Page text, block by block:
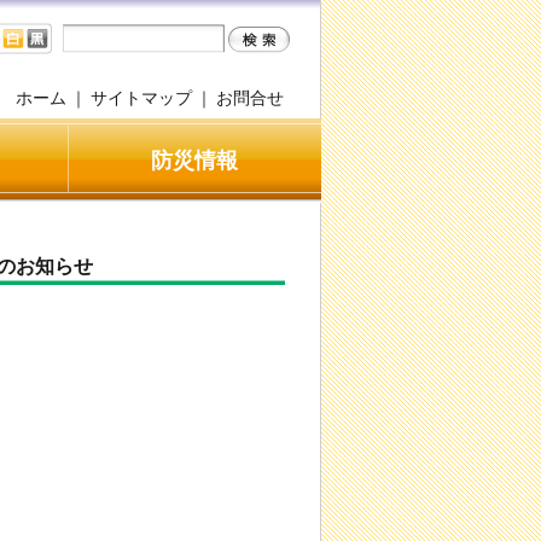
ホーム ｜ サイトマップ ｜ お問合せ
防災情報
お知らせ